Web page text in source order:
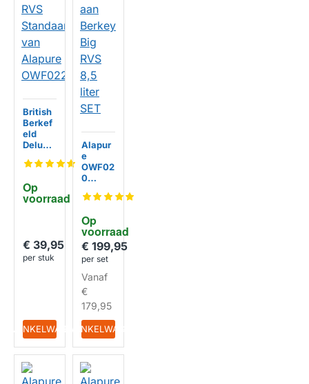
Op
voorraad
British
Berkef
eld
Deluxe
Standa
Alapur
e
€ 39,95
per stuk
IN WINKELWAGEN
Op
voorraad
Alapur
e
OWF02
0
k aan
Big
RVS
8,5 liter
SET
€ 199,95
per set
Vanaf
€
179,95
IN WINKELWAGEN